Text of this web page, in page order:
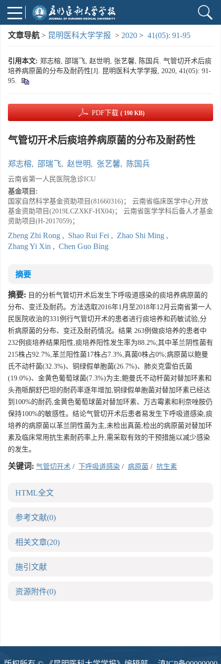
文章导航 > 昆明医科大学学报 > 2020 > 41(05): 91-95
引用本文: 郑志榕, 邵瑞飞, 赵世明, 张艺馨, 陈国兵. 气管切开术后痰
培养病原菌的分布及耐药性[J]. 昆明医科大学学报, 2020, 41(05): 91-
95.
PDF下载 ( 190 KB)
气管切开术后痰培养病原菌的分布及耐药性
郑志榕, 邵瑞飞, 赵世明, 张艺馨, 陈国兵
云南省第一人民医院急诊ICU
基金项目:
国家自然科学基金资助项目(81660316)； 云南省临床医学中心开放
基金资助项目(2019LCZXKF-HX04)； 云南省医学学科后备人才基金
资助项目(H-2017059)；
Zheng Zhi Rong , Shao Rui Fei , Zhao Shi Ming ,
Zhang Yi Xin , Chen Guo Bing
摘要
摘要: 目的分析气管切开术后发生下呼吸道感染的痰培养病原菌的
分布、变迁及耐药。方法选取2016年1月至2018年12月云南省第一人
民医院收治的331例行气管切开术的患者进行痰培养和药敏试验,分
析病原菌的分布、变迁及耐药情况。结果 263例做痰培养的患者中
232例痰培养结果阳性,痰培养阳性发生率为88.2%;其中革兰阴性菌有
215株占92.7%,革兰阳性菌17株占7.3%,真菌0株占0%;病原菌以鲍曼
氏不动杆菌(32.3%)、铜绿假单胞菌(26.7%)、肺炎克雷伯氏菌
(19.0%)、金黄色葡萄球菌(7.3%)为主;鲍曼氏不动杆菌对替加环素和
头孢哌酮舒巴坦的耐药率逐年增加,铜绿假单胞菌对替加环素已经达
到100%的耐药,金黄色葡萄球菌对替加环素、万古霉素和利奈唑胺仍
保持100%的敏感性。结论气管切开术后患者易发生下呼吸道感染,痰
培养的病原菌以革兰阴性菌为主,未检出真菌;检出的病原菌对替加环
素及临床常用抗生素耐药率上升,需采取有效的干预措施以减少感染
的发生。
关键词: 气管切开术 / 下呼吸道感染 / 病原菌 / 抗生素
HTML全文
参考文献(0)
相关文章(20)
施引文献
资源附件(0)